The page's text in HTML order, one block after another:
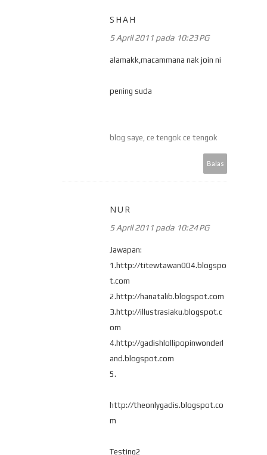
SHAH
5 April 2011 pada 10:23 PG
alamakk,macammana nak join ni
pening suda
blog saye, ce tengok ce tengok
Balas
NUR
5 April 2011 pada 10:24 PG
Jawapan:
1.http://titewtawan004.blogspo
t.com
2.http://hanatalib.blogspot.com
3.http://illustrasiaku.blogspot.c
om
4.http://gadishlollipopinwonderl
and.blogspot.com
5.
http://theonlygadis.blogspot.co
m
Testing2